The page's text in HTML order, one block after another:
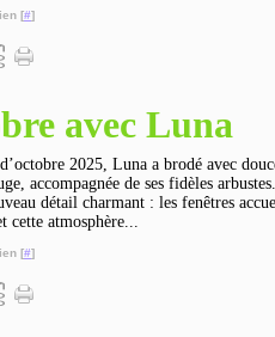
[#]
avec Luna
2025, Luna a brodé avec
accompagnée de ses fidèles
détail charmant : les fenêtres
cette atmosphère...
[#]